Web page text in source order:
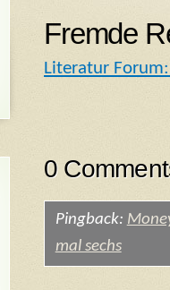
Fremde
Literatur
0
Pingback:
mal sechs